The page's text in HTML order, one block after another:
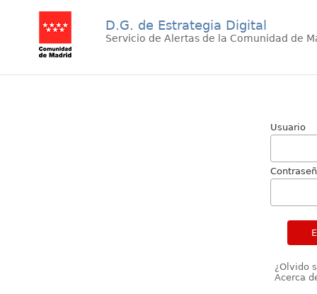
D.G. de Estrategia Digital
Servicio de Alertas de la Comunidad de
Usuario
¿Olvido
Acerca